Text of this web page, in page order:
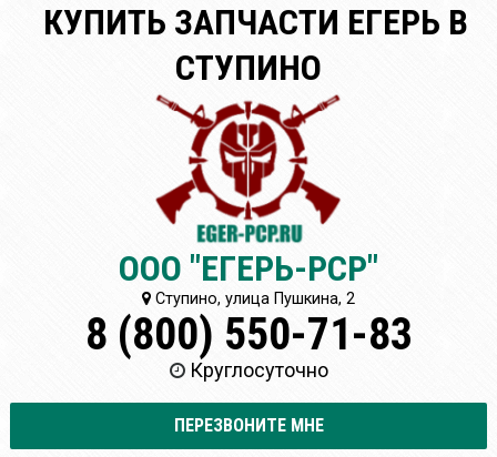
КУПИТЬ ЗАПЧАСТИ ЕГЕРЬ В
СТУПИНО
ООО "ЕГЕРЬ-РСР"
Ступино, улица Пушкина, 2
8 (800) 550-71-83
Круглосуточно
ПЕРЕЗВОНИТЕ МНЕ